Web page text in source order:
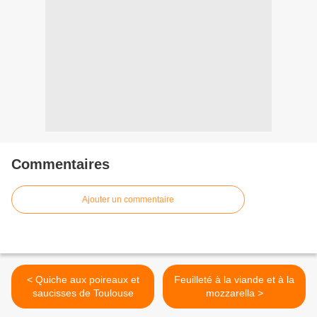
Commentaires
Ajouter un commentaire
< Quiche aux poireaux et
saucisses de Toulouse
Feuilleté à la viande et à la
mozzarella >